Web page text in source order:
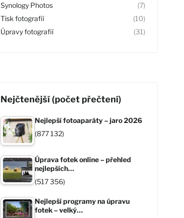
Synology Photos
(7)
Tisk fotografií
(10)
Úpravy fotografií
(31)
Nejčtenější (počet přečtení)
Nejlepší fotoaparáty – jaro 2026
(877 132)
Úprava fotek online – přehled
nejlepších…
(517 356)
Nejlepší programy na úpravu
fotek – velký…